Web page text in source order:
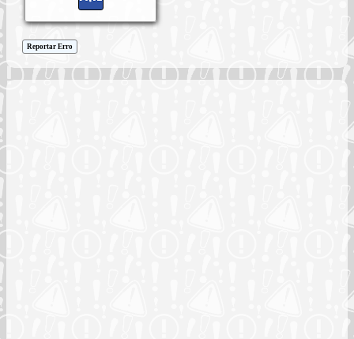
Reportar Erro